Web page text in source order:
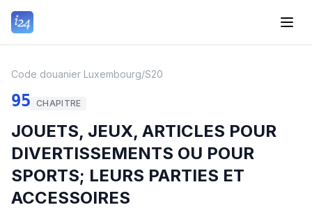
Code douanier Luxembourg/S20
95 CHAPITRE
JOUETS, JEUX, ARTICLES POUR
DIVERTISSEMENTS OU POUR
SPORTS; LEURS PARTIES ET
ACCESSOIRES